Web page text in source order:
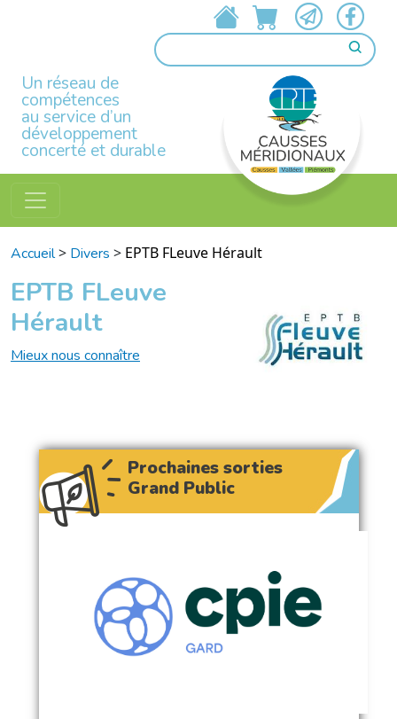
Un réseau de
compétences
au service d’un
développement
concerté et durable
Accueil> Divers > EPTB FLeuve Hérault
EPTB FLeuve
Hérault
Mieux nous connaître
Prochaines sorties
Grand Public